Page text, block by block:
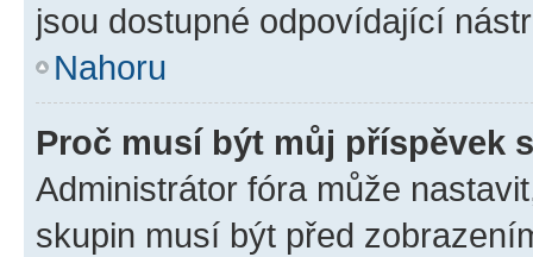
jsou dostupné odpovídající
Nahoru
Proč musí být můj příspěvek
Administrátor fóra může
skupin musí být před